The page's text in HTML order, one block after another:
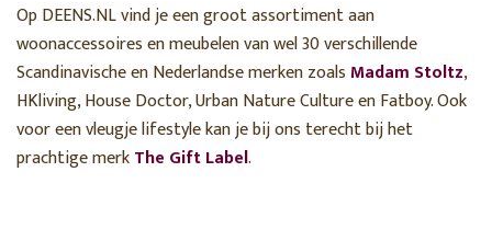
Op DEENS.NL vind je een groot assortiment aan
woonaccessoires en meubelen van wel 30 verschillende
Scandinavische en Nederlandse merken zoalsMadam Stoltz,
HKliving, House Doctor, Urban Nature Culture en Fatboy. Ook
voor een vleugje lifestyle kan je bij ons terecht bij het
prachtige merkThe Gift Label.